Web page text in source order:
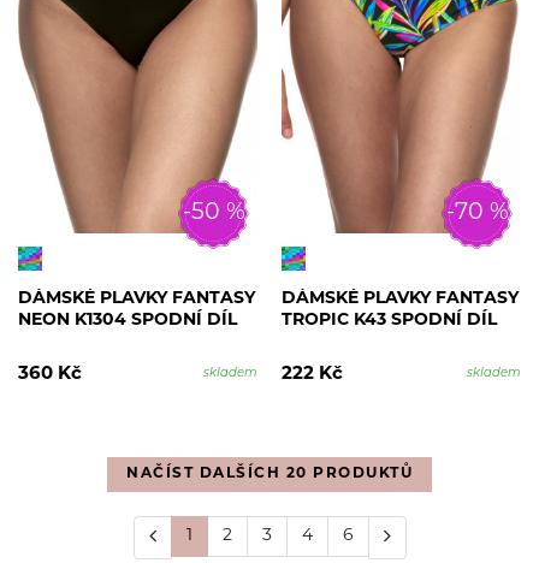
-50 %
DÁMSKÉ PLAVKY FANTASY
NEON K1304 SPODNÍ DÍL
360 Kč skladem
-70 %
DÁMSKÉ PLAVKY FANTASY
TROPIC K43 SPODNÍ DÍL
222 Kč skladem
NAČÍST DALŠÍCH 20 PRODUKTŮ
2 3 4 6